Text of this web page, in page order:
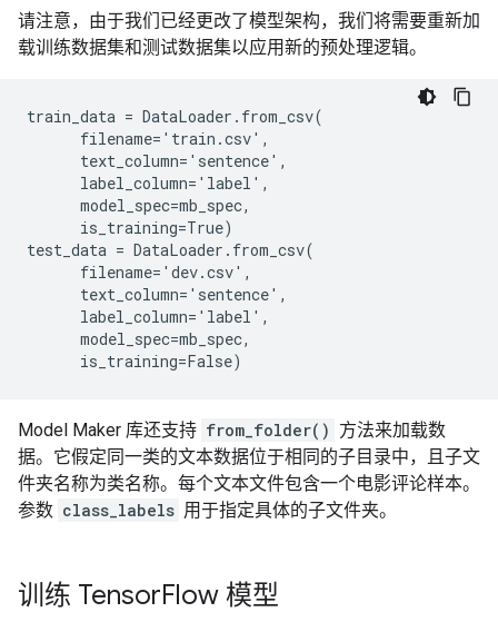
请注意，由于我们已经更改了模型架构，我们将需要重新加
载训练数据集和测试数据集以应用新的预处理逻辑。
train_data = DataLoader.from_csv(
      filename='train.csv',
      text_column='sentence',
      label_column='label',
      model_spec=mb_spec,
      is_training=True)
test_data = DataLoader.from_csv(
      filename='dev.csv',
      text_column='sentence',
      label_column='label',
      model_spec=mb_spec,
Model Maker 库还支持 from_folder() 方法来加载数
据。它假定同一类的文本数据位于相同的子目录中，且子文
件夹名称为类名称。每个文本文件包含一个电影评论样本。
参数 class_labels 用于指定具体的子文件夹。
训练 TensorFlow 模型